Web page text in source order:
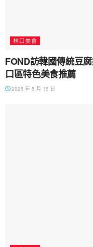
林口美食
FOND訪韓國傳統豆
口區特色美食推薦
2025 年 5 月 15 日